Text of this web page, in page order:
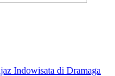
Indowisata di Dramaga